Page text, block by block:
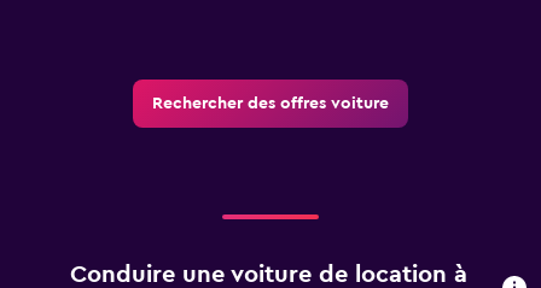
Rechercher des offres voiture
Conduire une voiture de location à